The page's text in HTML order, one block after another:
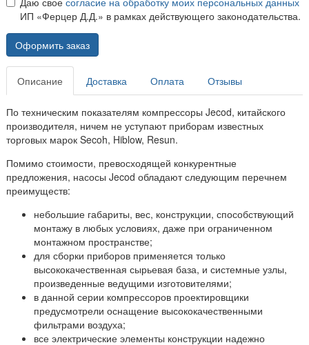
ИП «Ферцер Д.Д.» в рамках действующего законодательства.
Оформить заказ
Описание Доставка Оплата Отзывы
По техническим показателям компрессоры Jecod, китайского
производителя, ничем не уступают приборам известных
торговых марок Secoh, Hiblow, Resun.
Помимо стоимости, превосходящей конкурентные
предложения, насосы Jecod обладают следующим перечнем
преимуществ:
небольшие габариты, вес, конструкции, способствующий
монтажу в любых условиях, даже при ограниченном
монтажном пространстве;
для сборки приборов применяется только
высококачественная сырьевая база, и системные узлы,
произведенные ведущими изготовителями;
в данной серии компрессоров проектировщики
предусмотрели оснащение высококачественными
фильтрами воздуха;
все электрические элементы конструкции надежно